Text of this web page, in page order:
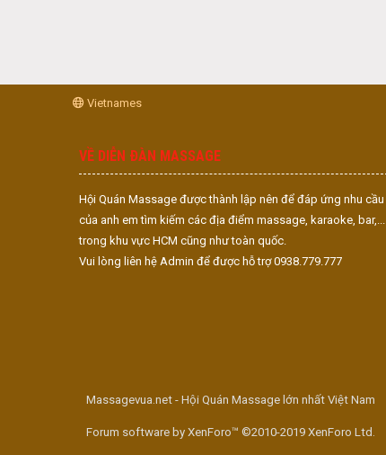
Vietnames
VỀ DIỄN ĐÀN MASSAGE
Hội Quán Massage được thành lập nên để đáp ứng nhu cầu
của anh em tìm kiếm các địa điểm massage, karaoke, bar,...
trong khu vực HCM cũng như toàn quốc.
Vui lòng liên hệ Admin để được hỗ trợ 0938.779.777
Massagevua.net - Hội Quán Massage lớn nhất Việt Nam
Forum software by XenForo™ ©2010-2019 XenForo Ltd.